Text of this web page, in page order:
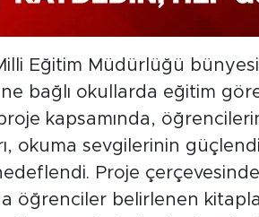
Eğitim Müdürlüğü
bağlı okullarda eğitim
kapsamında, öğrencilerin
okuma sevgilerinin
hedeflendi. Proje
öğrenciler belirlenen